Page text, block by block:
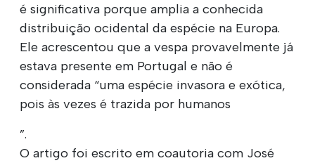
é significativa porque amplia a conhecida
distribuição ocidental da espécie na Europa.
Ele acrescentou que a vespa provavelmente já
estava presente em Portugal e não é
considerada “uma espécie invasora e exótica,
pois às vezes é trazida por humanos
”.
O artigo foi escrito em coautoria com José